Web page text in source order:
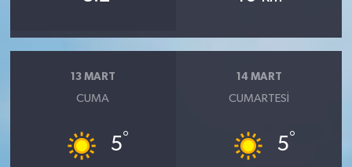
13 MART
CUMA
5°
14 MART
CUMARTESI
5°